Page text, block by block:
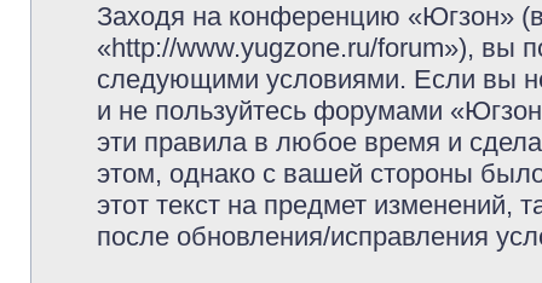
Заходя на конференцию «Югзон»
«http://www.yugzone.ru/forum»), вы
следующими условиями. Если вы
и не пользуйтесь форумами
эти правила в любое время и
этом, однако с вашей стороны
этот текст на предмет изменений,
после обновления/исправления